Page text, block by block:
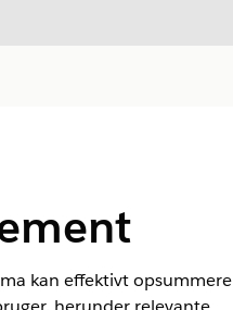
kan effektivt opsummere